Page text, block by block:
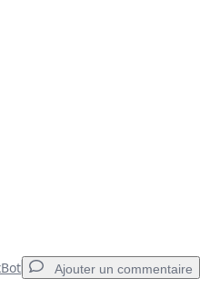
Ajouter un commentaire